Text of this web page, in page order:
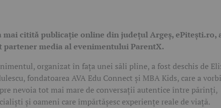
mai citită publicație online din județul Argeș,ePitești.ro,
partener media al evenimentului ParentX.
organizat în fața unei săli pline, a fost deschis de
, fondatoarea AVA Edu Connect și MBA Kids, care a
nevoia tot mai mare de conversații autentice între părinți,
și oameni care împărtășesc experiențe reale de viață.